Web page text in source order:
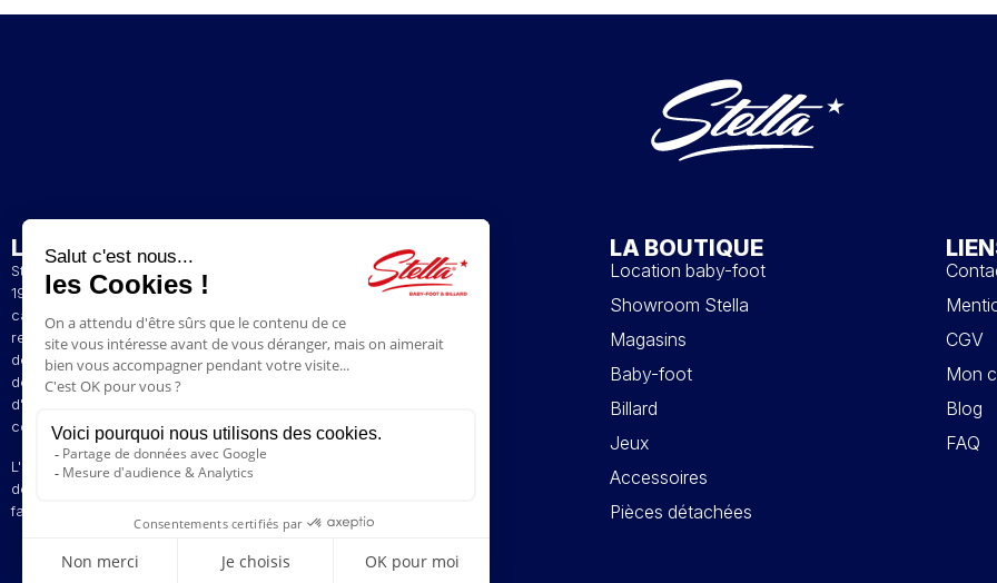
L’ENTREPRISE
Stella est un fabricant artisanal et français de baby-foot depuis
1928. La présence de nos baby-foot dans de nombreux bars et
cafés du Nord de la France a contribué à construire notre
renommée. Le style de jeu original de nos baby-foot vous permet
de profiter d'une expérience de jeu unique. Nous avons à coeur
de faire perdurer la tradition pour vous faire revivre vos émotions
d'antan en vous proposant des modèles vintages aux plus
contemporains.
L'innovation est au centre de nos préoccupations pour vous offrir
des baby-foot personnalisables à votre image. Stella, votre
fabricant d'émotions depuis 1928 !
LA BOUTIQUE
Location baby-foot
Showroom Stella
Magasins
Baby-foot
Billard
Jeux
Accessoires
Pièces détachées
CGV
Mon
Blog
FAQ